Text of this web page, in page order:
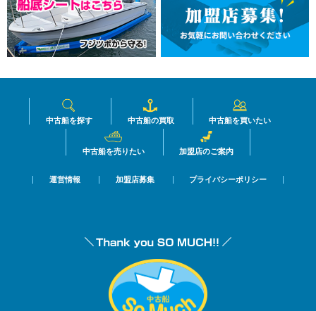
中古船を探す 中古船の買取 中古船を買いたい
中古船を売りたい 加盟店のご案内
運営情報 加盟店募集 プライバシーポリシー